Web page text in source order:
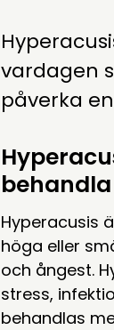
vardagen
påverka
Hyperacusis
höga eller
och ångest.
stress,
behandlas